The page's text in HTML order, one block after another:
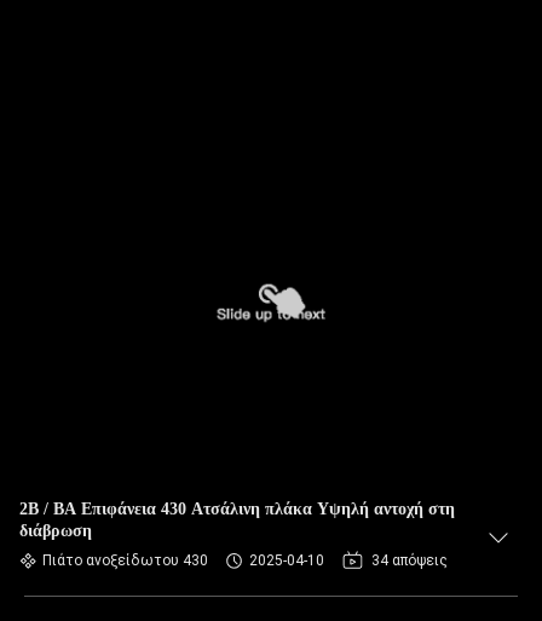
2Β / BA Επιφάνεια 430 Ατσάλινη πλάκα Υψηλή αντοχή στη
διάβρωση
Πιάτο ανοξείδωτου 430 2025-04-10 34 απόψεις